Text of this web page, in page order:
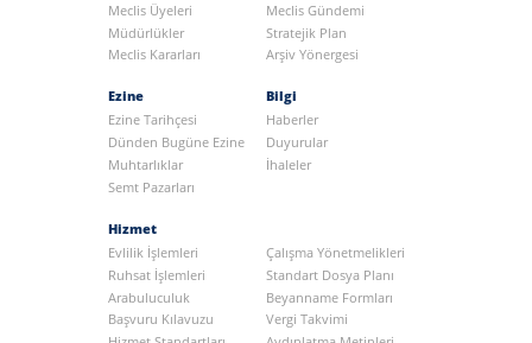
Meclis Üyeleri
Meclis Gündemi
Müdürlükler
Stratejik Plan
Meclis Kararları
Arşiv Yönergesi
Ezine
Ezine Tarihçesi
Dünden Bugüne Ezine
Muhtarlıklar
Semt Pazarları
Bilgi
Haberler
Duyurular
İhaleler
Hizmet
Evlilik İşlemleri
Çalışma Yönetmelikleri
Ruhsat İşlemleri
Standart Dosya Planı
Arabuluculuk
Beyanname Formları
Başvuru Kılavuzu
Vergi Takvimi